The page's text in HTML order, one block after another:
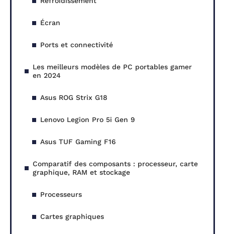
Écran
Ports et connectivité
Les meilleurs modèles de PC portables gamer
en 2024
Asus ROG Strix G18
Lenovo Legion Pro 5i Gen 9
Asus TUF Gaming F16
Comparatif des composants : processeur, carte
graphique, RAM et stockage
Processeurs
Cartes graphiques